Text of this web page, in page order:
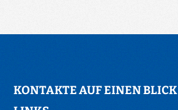
KONTAKTE AUF EINEN BLICK